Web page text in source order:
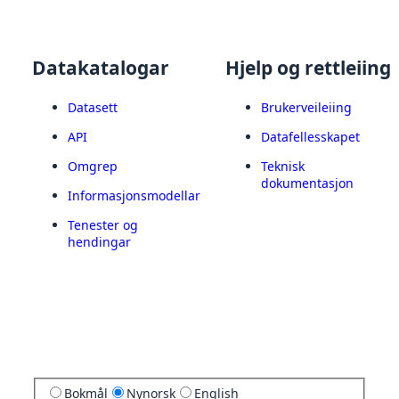
Datakatalogar
Datasett
API
Omgrep
Informasjonsmodellar
Tenester og
hendingar
Hjelp og rettleiing
Brukerveileiing
Datafellesskapet
Teknisk
dokumentasjon
Bokmål Nynorsk English